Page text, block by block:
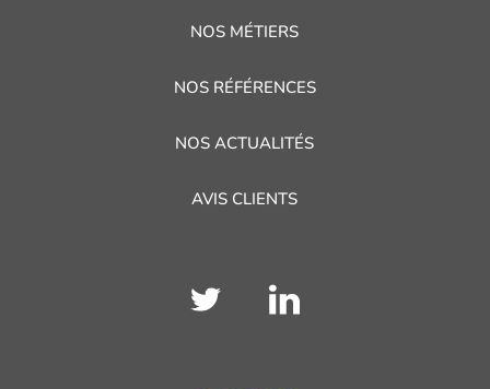
NOS MÉTIERS
NOS RÉFÉRENCES
NOS ACTUALITÉS
AVIS CLIENTS